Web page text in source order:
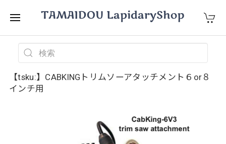
【tsku:】CABKINGトリムソーアタッチメント６or８
インチ用